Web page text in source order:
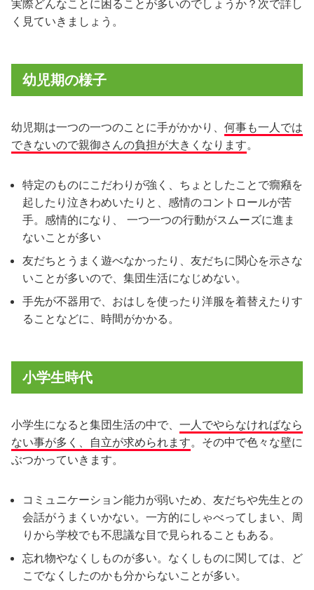
実際どんなことに困ることが多いのでしょうか？次で詳し
く見ていきましょう。
幼児期の様子
幼児期は一つの一つのことに手がかかり、 何事も一人では
できないので親御さんの負担が大きくなります。
特定のものにこだわりが強く、ちょとしたことで癇癪を
起したり泣きわめいたりと、感情のコントロールが苦
手。感情的になり、 一つ一つの行動がスムーズに進ま
ないことが多い
友だちとうまく遊べなかったり、友だちに関心を示さな
いことが多いので、集団生活になじめない。
手先が不器用で、おはしを使ったり洋服を着替えたりす
ることなどに、時間がかかる。
小学生時代
小学生になると集団生活の中で、 一人でやらなければなら
ない事が多く、自立が求められます。その中で色々な壁に
ぶつかっていきます。
コミュニケーション能力が弱いため、友だちや先生との
会話がうまくいかない。一方的にしゃべってしまい、周
りから学校でも不思議な目で見られることもある。
忘れ物やなくしものが多い。なくしものに関しては、ど
こでなくしたのかも分からないことが多い。